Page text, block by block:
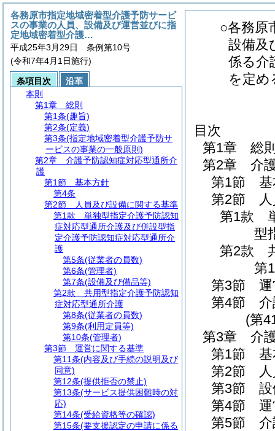
○各務原
設備及
係る介
を定め
目次
第1章
総
第2章
介
第1節
第2節
第1款
型
第2款
第
第3節
第4節
(第
第3章
介
第1節
第2節
第3節
第4節
第5節
各務原市指定地域密着型介護予防サービ
スの事業の人員、設備及び運営並びに指
定地域密着型介護…
平成25年3月29日 条例第10号
(令和7年4月1日施行)
条項目次
沿革
本則
第1章
総則
第1条(趣旨)
第2条(定義)
第3条(指定地域密着型介護予防サ
ービスの事業の一般原則)
第2章
介護予防認知症対応型通所介
護
第1節
基本方針
第4条
第2節
人員及び設備に関する基準
第1款
単独型指定介護予防認知
症対応型通所介護及び併設型指
定介護予防認知症対応型通所介
護
第5条(従業者の員数)
第6条(管理者)
第7条(設備及び備品等)
第2款
共用型指定介護予防認知
症対応型通所介護
第8条(従業者の員数)
第9条(利用定員等)
第10条(管理者)
第3節
運営に関する基準
第11条(内容及び手続の説明及び
同意)
第12条(提供拒否の禁止)
第13条(サービス提供困難時の対
応)
第14条(受給資格等の確認)
第15条(要支援認定の申請に係る